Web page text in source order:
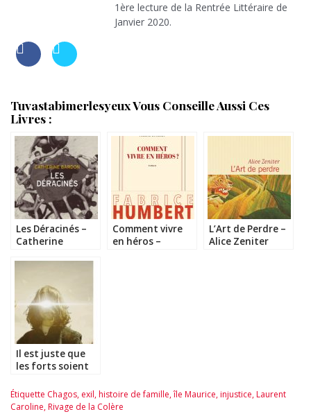
1ère lecture de la Rentrée Littéraire de
Janvier 2020.
Tuvastabimerlesyeux Vous Conseille Aussi Ces
Livres :
Les Déracinés –
Catherine
Comment vivre
en héros –
L’Art de Perdre –
Alice Zeniter
Il est juste que
les forts soient
Thibault Bérard
Étiquette Chagos, exil,histoire de famille,île Maurice,injustice,Laurent
Caroline,Rivage de la Colère